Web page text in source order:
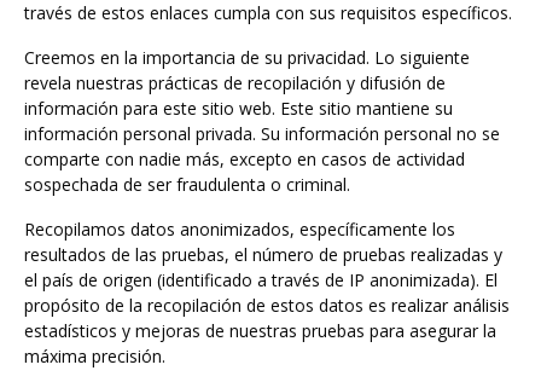
través de estos enlaces cumpla con sus requisitos específicos.
Creemos en la importancia de su privacidad. Lo siguiente
revela nuestras prácticas de recopilación y difusión de
información para este sitio web. Este sitio mantiene su
información personal privada. Su información personal no se
comparte con nadie más, excepto en casos de actividad
sospechada de ser fraudulenta o criminal.
Recopilamos datos anonimizados, específicamente los
resultados de las pruebas, el número de pruebas realizadas y
el país de origen (identificado a través de IP anonimizada). El
propósito de la recopilación de estos datos es realizar análisis
estadísticos y mejoras de nuestras pruebas para asegurar la
máxima precisión.